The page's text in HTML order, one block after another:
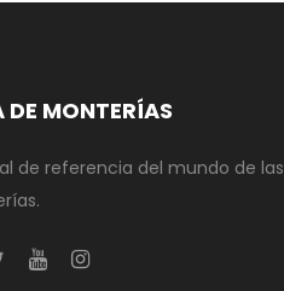
DE MONTERÍAS
de referencia del mundo de las